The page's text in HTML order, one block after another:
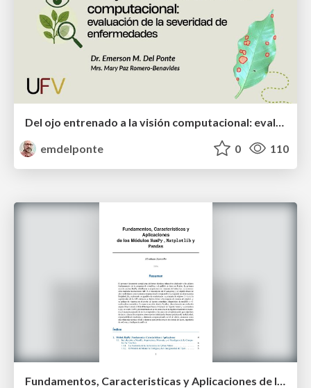
emdelponte
0 110
Fundamentos, Caracteristicas y Aplicaciones de los Modulos NumPy , Matplotlib y Pandas